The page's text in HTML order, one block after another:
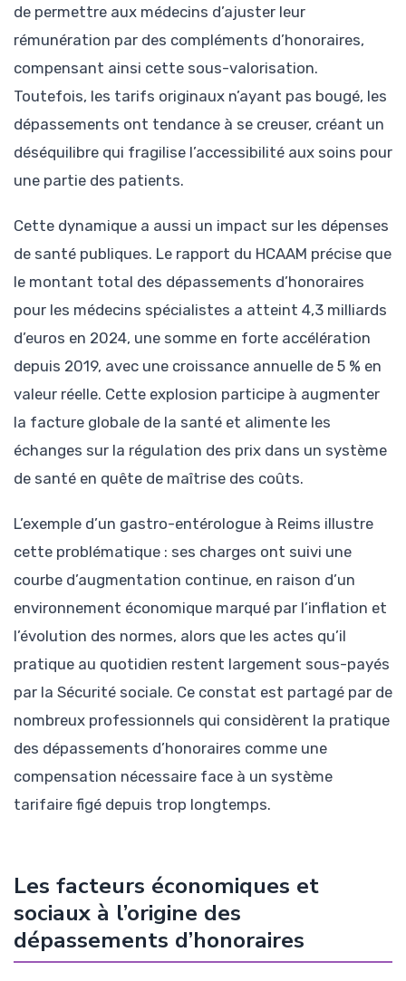
de permettre aux médecins d’ajuster leur
rémunération par des compléments d’honoraires,
compensant ainsi cette sous-valorisation.
Toutefois, les tarifs originaux n’ayant pas bougé, les
dépassements ont tendance à se creuser, créant un
déséquilibre qui fragilise l’accessibilité aux soins pour
une partie des patients.
Cette dynamique a aussi un impact sur les dépenses
de santé publiques. Le rapport du HCAAM précise que
le montant total des dépassements d’honoraires
pour les médecins spécialistes a atteint 4,3 milliards
d’euros en 2024, une somme en forte accélération
depuis 2019, avec une croissance annuelle de 5 % en
valeur réelle. Cette explosion participe à augmenter
la facture globale de la santé et alimente les
échanges sur la régulation des prix dans un système
de santé en quête de maîtrise des coûts.
L’exemple d’un gastro-entérologue à Reims illustre
cette problématique : ses charges ont suivi une
courbe d’augmentation continue, en raison d’un
environnement économique marqué par l’inflation et
l’évolution des normes, alors que les actes qu’il
pratique au quotidien restent largement sous-payés
par la Sécurité sociale. Ce constat est partagé par de
nombreux professionnels qui considèrent la pratique
des dépassements d’honoraires comme une
compensation nécessaire face à un système
tarifaire figé depuis trop longtemps.
Les facteurs économiques et
sociaux à l’origine des
dépassements d’honoraires